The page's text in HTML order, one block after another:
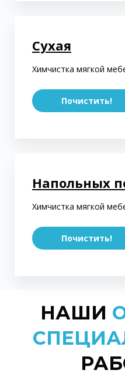
Сухая
Химчистка мягкой
Почистить!
Напольных
Химчистка мягкой
Почистить!
НАШИ